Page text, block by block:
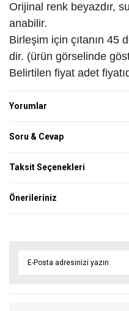
Orijinal renk beyazdır,
anabilir.
Birleşim için çıtanın 45
dir. (ürün görselinde
Belirtilen fiyat adet
Yorumlar
Soru & Cevap
Taksit Seçenekleri
Önerileriniz